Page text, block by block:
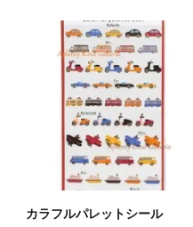
カラフルパレットシール